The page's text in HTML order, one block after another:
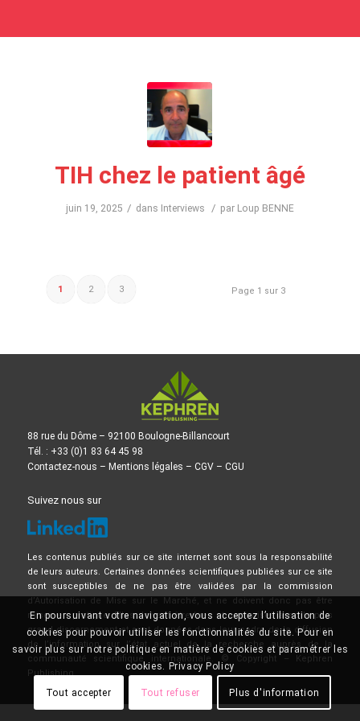
TIH chez le patient âgé
juin 19, 2025 / dans Interviews / par Loup BENNE
Page 1 sur 3
1 2 3
88 rue du Dôme – 92100 Boulogne-Billancourt
Tél. : +33 (0)1 83 64 45 98
Contactez-nous – Mentions légales – CGV– CGU
Suivez nous sur
Les contenus publiés sur ce site internet sont sous la responsabilité
de leurs auteurs. Certaines données scientifiques publiées sur ce site
sont susceptibles de ne pas être validées par la commission
d’Autorisation de Mise sur le Marché, et ne doivent donc pas être
mises en pratique. Elles doivent être lues et comprises avec le plus
grand discernement et sont données dans leur cadre de la diffusion
de l’information sur l’état actuel de la recherche auprès de la
communauté scientifique internationale. © Copyright – Kephren
Publishing
En poursuivant votre navigation, vous acceptez l’utilisation de
cookies pour pouvoir utiliser les fonctionnalités du site. Pour en
savoir plus sur notre politique en matière de cookies et paramétrer les
cookies. Privacy Policy
Tout accepter Tout refuser Plus d'information